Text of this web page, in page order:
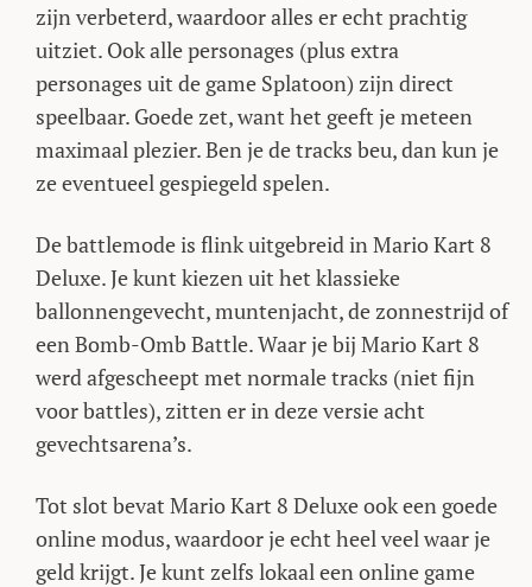
zijn verbeterd, waardoor alles er echt prachtig
uitziet. Ook alle personages (plus extra
personages uit de game Splatoon) zijn direct
speelbaar. Goede zet, want het geeft je meteen
maximaal plezier. Ben je de tracks beu, dan kun je
ze eventueel gespiegeld spelen.
De battlemode is flink uitgebreid in Mario Kart 8
Deluxe. Je kunt kiezen uit het klassieke
ballonnengevecht, muntenjacht, de zonnestrijd of
een Bomb-Omb Battle. Waar je bij Mario Kart 8
werd afgescheept met normale tracks (niet fijn
voor battles), zitten er in deze versie acht
gevechtsarena’s.
Tot slot bevat Mario Kart 8 Deluxe ook een goede
online modus, waardoor je echt heel veel waar je
geld krijgt. Je kunt zelfs lokaal een online game